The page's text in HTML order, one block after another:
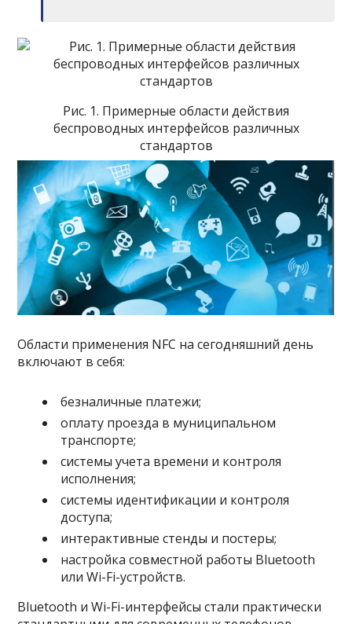
Рис. 1. Примерные области действия
беспроводных интерфейсов различных
стандартов
Области применения NFC на сегодняшний день
включают в себя:
безналичные платежи;
оплату проезда в муниципальном
транспорте;
системы учета времени и контроля
исполнения;
системы идентификации и контроля
доступа;
интерактивные стенды и постеры;
настройка совместной работы Bluetooth
или Wi-Fi-устройств.
Bluetooth и Wi-Fi-интерфейсы стали практически